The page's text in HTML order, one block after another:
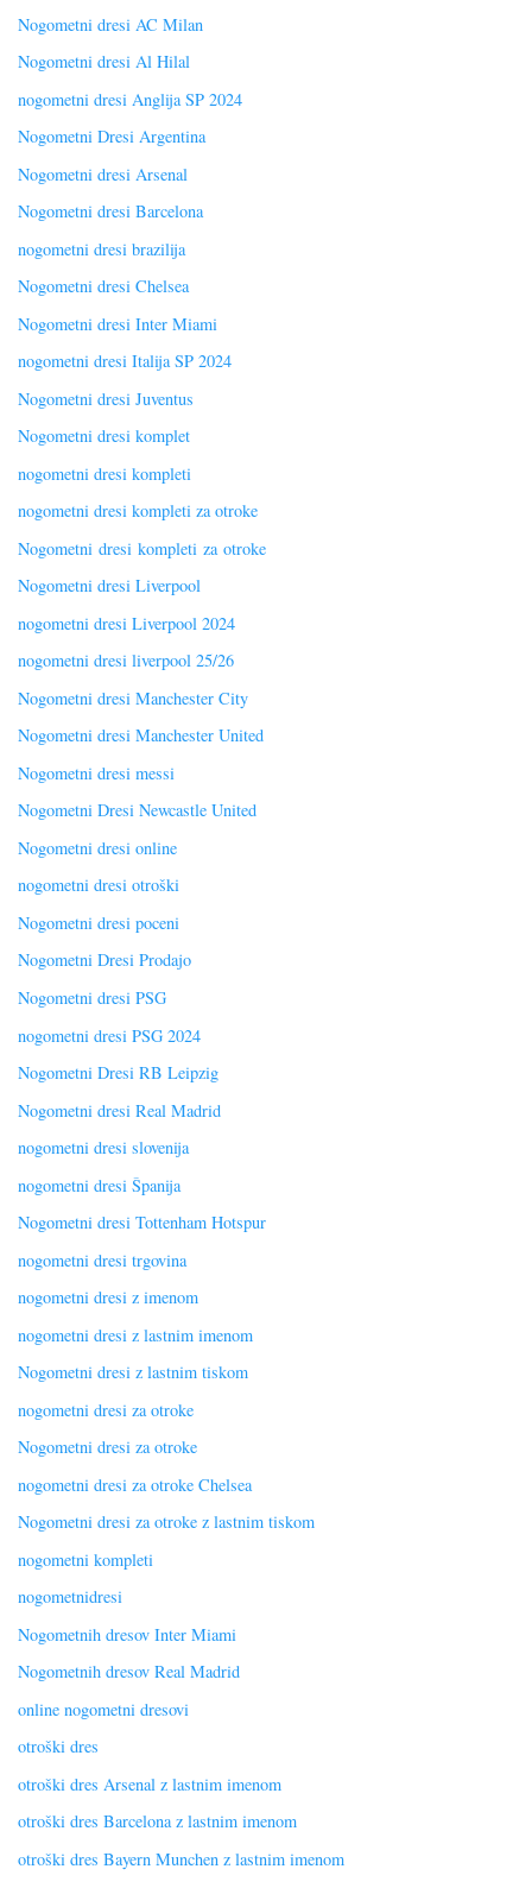
Nogometni dresi AC Milan
Nogometni dresi Al Hilal
nogometni dresi Anglija SP 2024
Nogometni Dresi Argentina
Nogometni dresi Arsenal
Nogometni dresi Barcelona
nogometni dresi brazilija
Nogometni dresi Chelsea
Nogometni dresi Inter Miami
nogometni dresi Italija SP 2024
Nogometni dresi Juventus
Nogometni dresi komplet
nogometni dresi kompleti
nogometni dresi kompleti za otroke
Nogometni dresi kompleti za otroke
Nogometni dresi Liverpool
nogometni dresi Liverpool 2024
nogometni dresi liverpool 25/26
Nogometni dresi Manchester City
Nogometni dresi Manchester United
Nogometni dresi messi
Nogometni Dresi Newcastle United
Nogometni dresi online
nogometni dresi otroški
Nogometni dresi poceni
Nogometni Dresi Prodajo
Nogometni dresi PSG
nogometni dresi PSG 2024
Nogometni Dresi RB Leipzig
Nogometni dresi Real Madrid
nogometni dresi slovenija
nogometni dresi Španija
Nogometni dresi Tottenham Hotspur
nogometni dresi trgovina
nogometni dresi z imenom
nogometni dresi z lastnim imenom
Nogometni dresi z lastnim tiskom
nogometni dresi za otroke
Nogometni dresi za otroke
nogometni dresi za otroke Chelsea
Nogometni dresi za otroke z lastnim tiskom
nogometni kompleti
nogometnidresi
Nogometnih dresov Inter Miami
Nogometnih dresov Real Madrid
online nogometni dresovi
otroški dres
otroški dres Arsenal z lastnim imenom
otroški dres Barcelona z lastnim imenom
otroški dres Bayern Munchen z lastnim imenom